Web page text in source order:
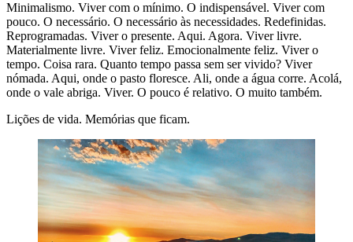
Minimalismo. Viver com o mínimo. O indispensável. Viver com
pouco. O necessário. O necessário às necessidades. Redefinidas.
Reprogramadas. Viver o presente. Aqui. Agora. Viver livre.
Materialmente livre. Viver feliz. Emocionalmente feliz. Viver o
tempo. Coisa rara. Quanto tempo passa sem ser vivido? Viver
nómada. Aqui, onde o pasto floresce. Ali, onde a água corre. Acolá,
onde o vale abriga. Viver. O pouco é relativo. O muito também.
Lições de vida. Memórias que ficam.